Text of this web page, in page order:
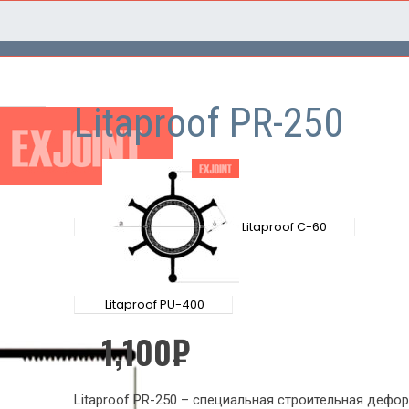
Litaproof PR-250
Litaproof C-60
Litaproof PU-400
1,100₽
Litaproof PR-250 – специальная строительная